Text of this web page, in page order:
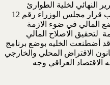
النهائي لخلية الطوارئ
للاصلاح المالي والتي تشكلت بموجب قرار مجلس الوزراء رقم 12
اداره الوضع المالي في ضوء الازمة
لتحقيق الاصلاح المالي
أضطنعت الخليه بوضع برنامج
الاقتراض المحلي والخارجي
هيكله الاقتصاد العراقي وجه